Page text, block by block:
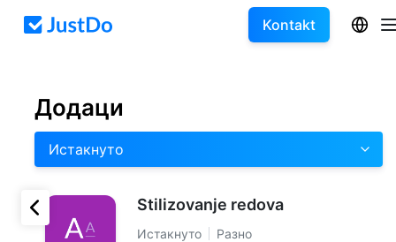
Kontakt
Додаци
Истакнуто
Stilizovanje redova
Истакнуто
Разно